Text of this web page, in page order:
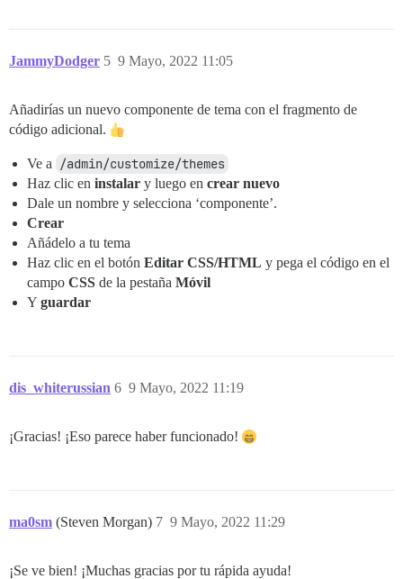
JammyDodger 9 Mayo, 2022 11:05
5
Añadirías un nuevo componente de tema con el fragmento de
código adicional.
Ve a /admin/customize/themes
Haz clic en instalar y luego en crear nuevo
Dale un nombre y selecciona ‘componente’.
Crear
Añádelo a tu tema
Haz clic en el botón Editar CSS/HTML y pega el código en el
campo CSS de la pestaña Móvil
Y guardar
dis_whiterussian 9 Mayo, 2022 11:19
6
¡Gracias! ¡Eso parece haber funcionado!
ma0sm (Steven Morgan) 9 Mayo, 2022 11:29
7
¡Se ve bien! ¡Muchas gracias por tu rápida ayuda!